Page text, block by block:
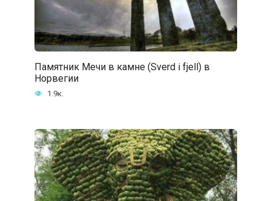
Памятник Мечи в камне (Sverd i fjell) в
Норвегии
1.9к.